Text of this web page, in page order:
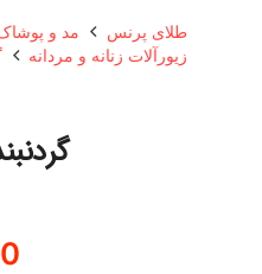
طلای پرنس مد و
زیورآلات زنانه و مردانه